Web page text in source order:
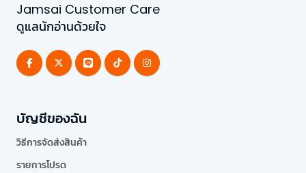
Jamsai Customer Care
ดูแลนักอ่านด้วยใจ
บัญชีของฉัน
วิธีการจัดส่งสินค้า
รายการโปรด